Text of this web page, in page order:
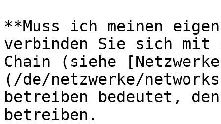
**Muss ich meinen
verbinden Sie sich mit
Chain (siehe
(/de/netzwerke/
betreiben bedeutet,
betreiben.